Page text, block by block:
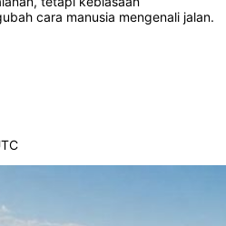
cara manusia mengenali jalan.